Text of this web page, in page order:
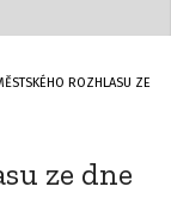
ROZHLASU ZE
ze dne